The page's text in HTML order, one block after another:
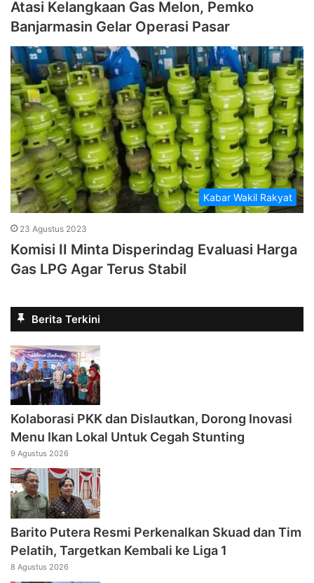
Atasi Kelangkaan Gas Melon, Pemko
Banjarmasin Gelar Operasi Pasar
Kabar Wakil Rakyat
23 Agustus 2023
Komisi II Minta Disperindag Evaluasi Harga
Gas LPG Agar Terus Stabil
Berita Terkini
Kolaborasi PKK dan Dislautkan, Dorong Inovasi
Menu Ikan Lokal Untuk Cegah Stunting
9 Agustus 2026
Barito Putera Resmi Perkenalkan Skuad dan Tim
Pelatih, Targetkan Kembali ke Liga 1
8 Agustus 2026